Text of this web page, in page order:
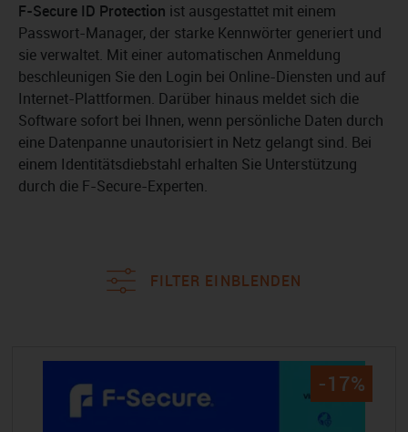
F-Secure ID Protection ist ausgestattet mit einem
Passwort-Manager, der starke Kennwörter generiert und
sie verwaltet. Mit einer automatischen Anmeldung
beschleunigen Sie den Login bei Online-Diensten und auf
Internet-Plattformen. Darüber hinaus meldet sich die
Software sofort bei Ihnen, wenn persönliche Daten durch
eine Datenpanne unautorisiert in Netz gelangt sind. Bei
einem Identitätsdiebstahl erhalten Sie Unterstützung
durch die F-Secure-Experten.
FILTER EINBLENDEN
-17%